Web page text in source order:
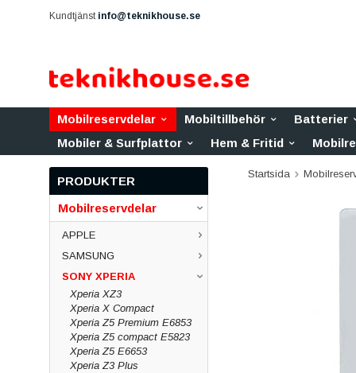
Kundtjänst info@teknikhouse.se
Mobilreservdelar Mobiltillbehör Batterier
Mobiler & Surfplattor
Hem & Fritid
PRODUKTER
Mobilreservdelar
APPLE
SAMSUNG
SONY XPERIA
Xperia XZ3
Xperia X Compact
Xperia Z5 Premium E6853
Xperia Z5 compact E5823
Xperia Z5 E6653
Xperia Z3 Plus
Startsida